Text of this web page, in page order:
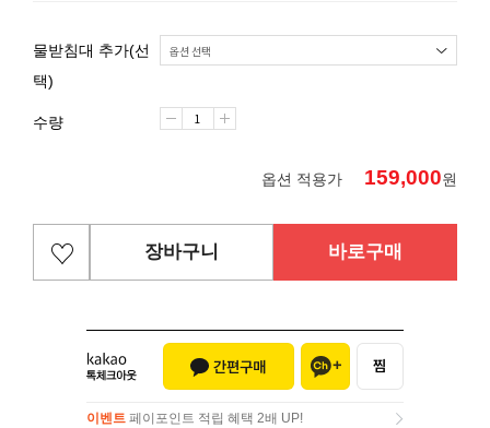
물받침대 추가(선
택)
수량
옵션 적용가 159,000원
장바구니 바로구매
이벤트 페이포인트 적립 혜택 2배 UP!